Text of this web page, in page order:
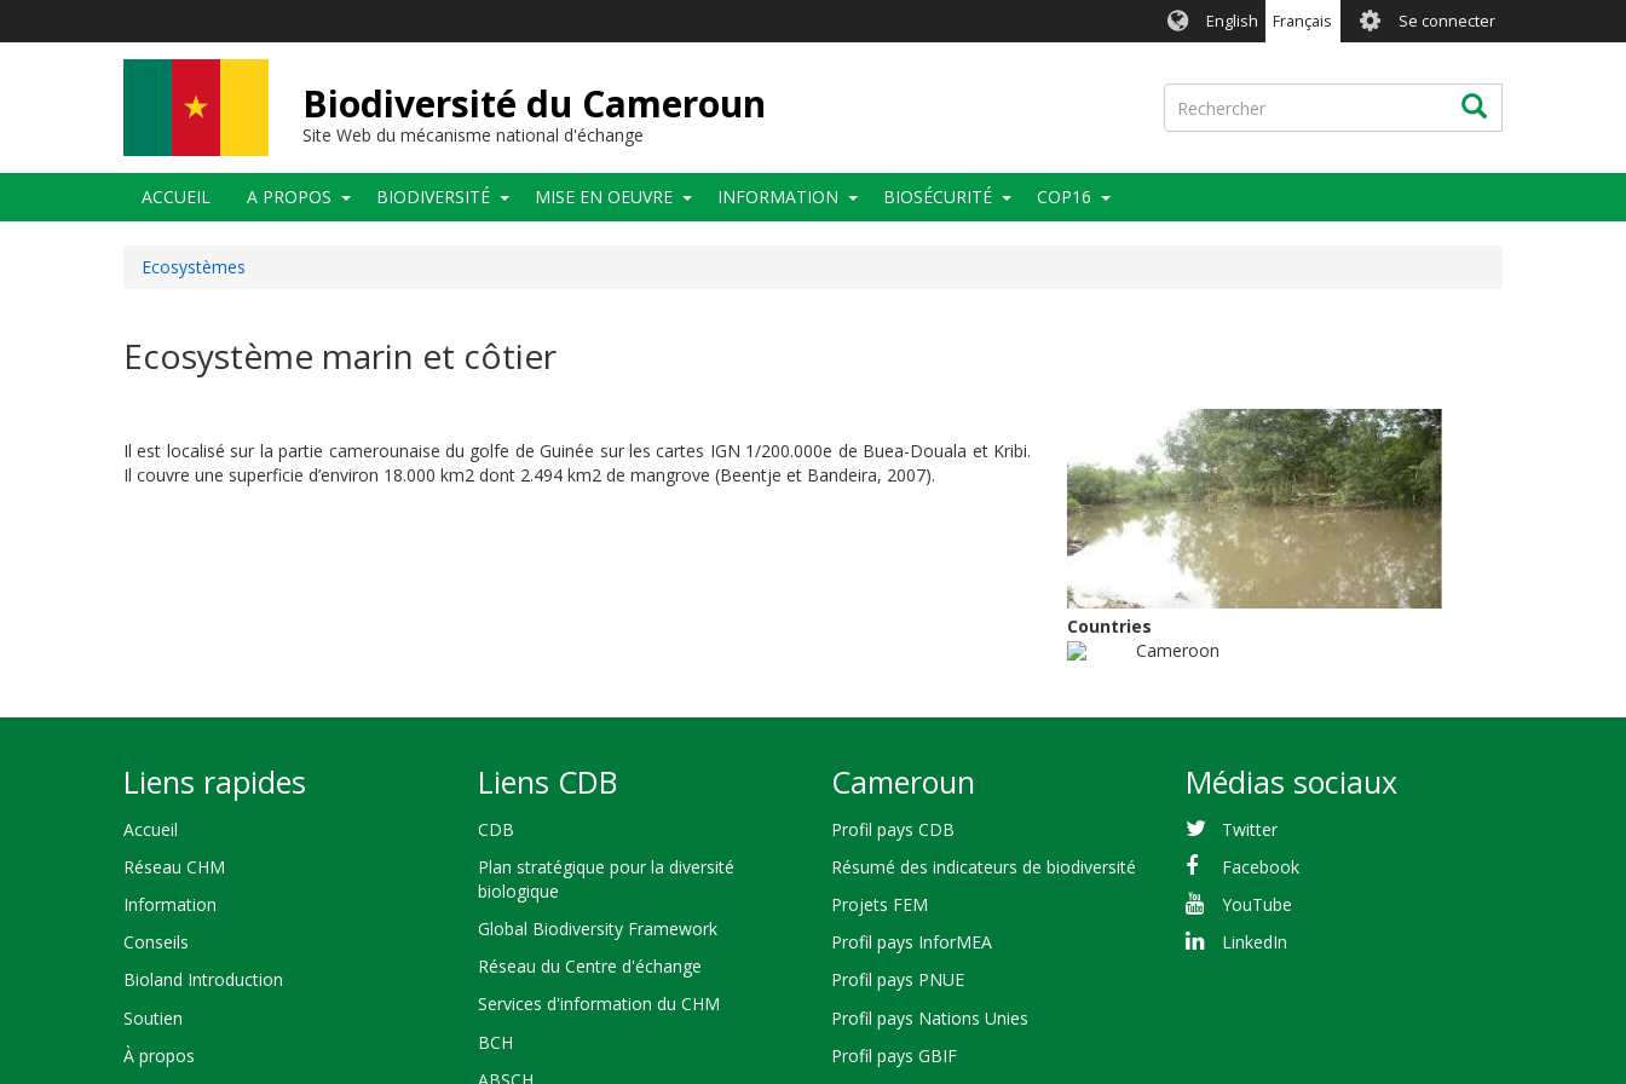
English Français User
account
menu
Se connecter
Biodiversité du Cameroun
Site Web du mécanisme national d'échange
Rechercher Rechercher
Main
navigation
ACCUEIL A PROPOS BIODIVERSITÉ MISE EN OEUVRE INFORMATION BIOSÉCURITÉ COP16
Ecosystèmes
Ecosystème marin et côtier
Il est localisé sur la partie camerounaise du golfe de Guinée sur les cartes IGN 1/200.000e de Buea-Douala et Kribi.
Il couvre une superficie d’environ 18.000 km2 dont 2.494 km2 de mangrove (Beentje et Bandeira, 2007).
Countries
Cameroon
Liens rapides
Accueil
Réseau CHM
Information
Conseils
Bioland Introduction
Soutien
À propos
Liens CDB
CDB
Plan stratégique pour la diversité
biologique
Global Biodiversity Framework
Réseau du Centre d'échange
Services d'information du CHM
BCH
Cameroun
Profil pays CDB
Résumé des indicateurs de biodiversité
Projets FEM
Profil pays InforMEA
Profil pays PNUE
Profil pays Nations Unies
Profil pays GBIF
Médias sociaux
Twitter
Facebook
YouTube
LinkedIn